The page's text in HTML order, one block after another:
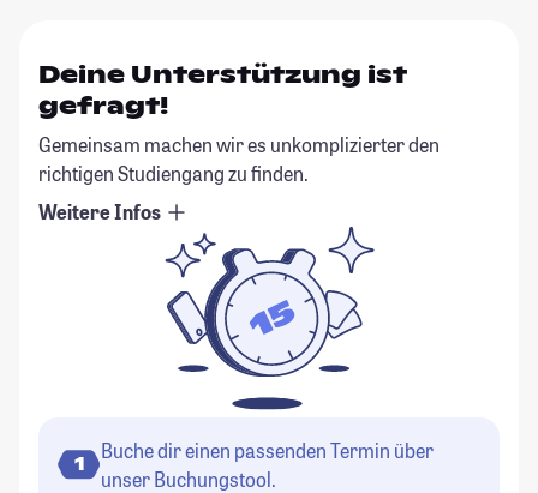
Deine Unterstützung ist
gefragt!
Gemeinsam machen wir es unkomplizierter den
richtigen Studiengang zu finden.
Weitere Infos
1
Buche dir einen passenden Termin über
unser Buchungstool.